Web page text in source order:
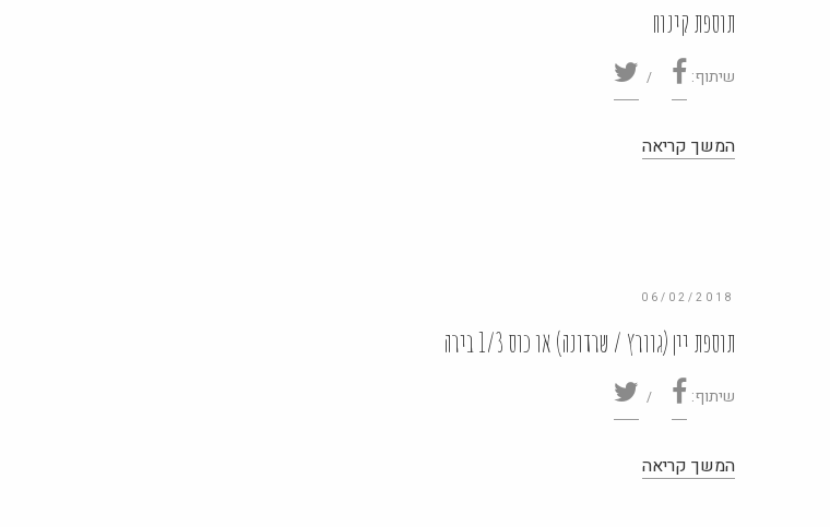
תוספת קינוח
שיתוף:
06/02/2018
תוספת יין (גוורץ / שרדונה) או כוס 1/3 בירה
שיתוף: